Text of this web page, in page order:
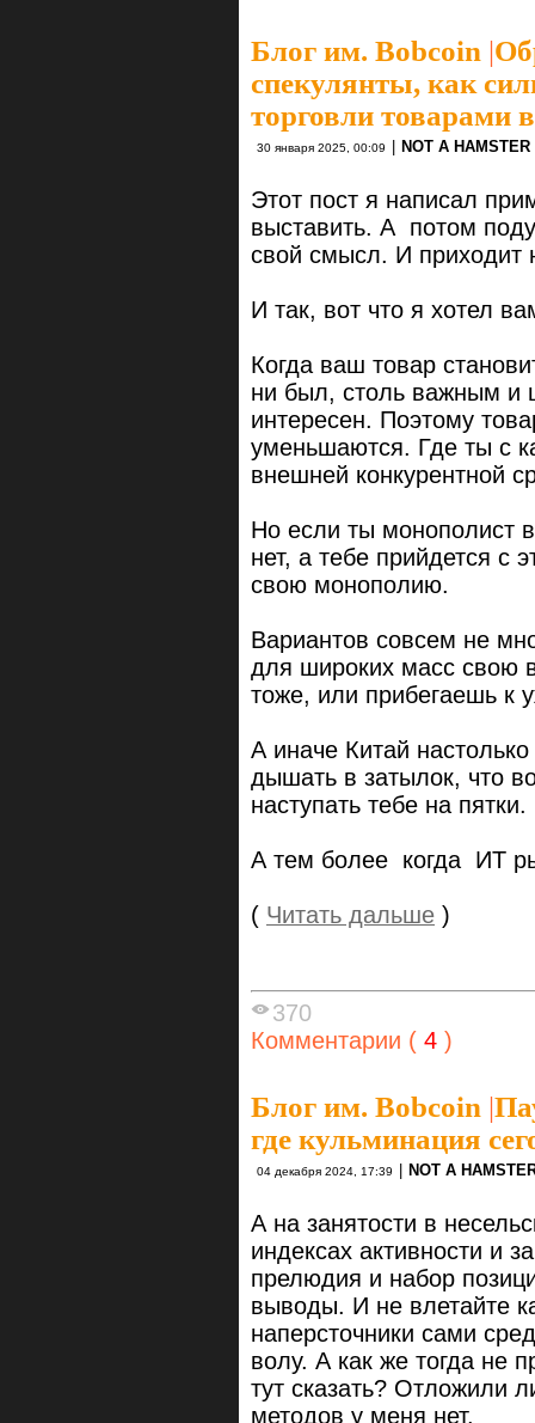
Блог им. Bobcoin |
спекулянты, как
торговли товарами
30 января 2025, 00:09 NOT A HAMSTER
Этот пост я написал
выставить. А потом
свой смысл. И приходит
И так, вот что я хотел
Когда ваш товар
ни был, столь важным и
интересен. Поэтому
уменьшаются. Где ты с
внешней конкурентной
Но если ты монополист
нет, а тебе прийдется с
свою монополию.
Вариантов совсем не
для широких масс свою
тоже, или прибегаешь к
А иначе Китай
дышать в затылок, что
наступать тебе на пятки.
А тем более когда ИТ
( Читать дальше )
370
Комментарии ( 4 )
Блог им. Bobcoin |
где кульминация
04 декабря 2024, 17:39 NOT A
А на занятости в
индексах активности и
прелюдия и набор
выводы. И не влетайте
наперсточники сами
волу. А как же тогда не
тут сказать? Отложили
методов у меня нет.